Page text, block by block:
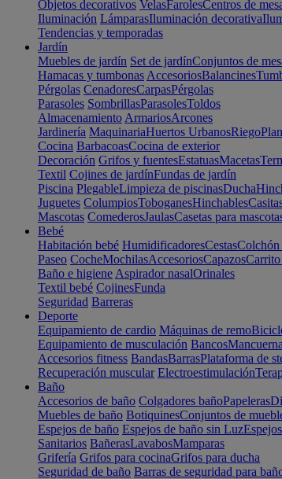
Objetos decorativos VelasFarolesCentros de
Iluminación LámparasIluminación decorativa
Tendencias y temporadas
Jardín
Muebles de jardín Set de jardínConjuntos de
Hamacas y tumbonas AccesoriosBalancines
Pérgolas CenadoresCarpasPérgolas
Parasoles SombrillasParasolesToldos
Almacenamiento ArmariosArcones
Jardinería MaquinariaHuertos UrbanosRiego
Cocina BarbacoasCocina de exterior
Decoración Grifos y fuentesEstatuasMacetas
Textil Cojines de jardínFundas de jardín
Piscina PlegableLimpieza de piscinasDucha
Juguetes ColumpiosToboganesHinchables
Mascotas ComederosJaulasCasetas para
Bebé
Habitación bebé HumidificadoresCestasColchón
Paseo CocheMochilasAccesoriosCapazos
Baño e higiene Aspirador nasalOrinales
Textil bebé CojinesFunda
Seguridad Barreras
Deporte
Equipamiento de cardio Máquinas de remo
Equipamiento de musculación Bancos
Accesorios fitness BandasBarrasPlataforma de
Recuperación muscular Electroestimulación
Baño
Accesorios de baño Colgadores bañoPapeleras
Muebles de baño BotiquinesConjuntos de
Espejos de baño Espejos de baño sin Luz
Sanitarios BañerasLavabosMamparas
Grifería Grifos para cocinaGrifos para ducha
Seguridad de baño Barras de seguridad para